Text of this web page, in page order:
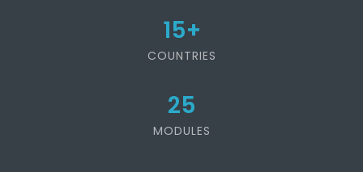
15+
COUNTRIES
25
MODULES